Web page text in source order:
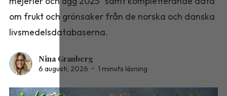
om frukt och grönsaker från de norska och danska
livsmedelsdatabaserna.
Nina Granberg
6 augusti, 2026 • 1 minuts läsning